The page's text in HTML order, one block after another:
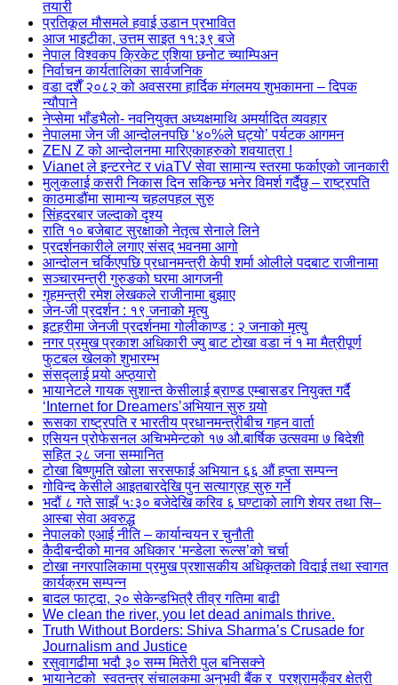
तयारी
प्रतिकूल मौसमले हवाई उडान प्रभावित
आज भाइटीका, उत्तम साइत ११:३९ बजे
नेपाल विश्वकप क्रिकेट एशिया छनोट च्याम्पिअन
निर्वाचन कार्यतालिका सार्वजनिक
वडा दशैँ २०८२ को अवसरमा हार्दिक मंगलमय शुभकामना – दिपक
न्यौपाने
नेप्सेमा भाँडभैलो- नवनियुक्त अध्यक्षमाथि अमर्यादित व्यवहार
नेपालमा जेन जी आन्दोलनपछि ‘४०%ले घट्यो’ पर्यटक आगमन
ZEN Z को आन्दोलनमा मारिएकाहरुको शवयात्रा !
Vianet ले इन्टरनेट र viaTV सेवा सामान्य स्तरमा फर्काएको जानकारी
मुलुकलाई कसरी निकास दिन सकिन्छ भनेर विमर्श गर्दैछु – राष्ट्रपति
काठमाडौंमा सामान्य चहलपहल सुरु
सिंहदरबार जल्दाको दृश्य
राति १० बजेबाट सुरक्षाको नेतृत्व सेनाले लिने
प्रदर्शनकारीले लगाए संसद् भवनमा आगो
आन्दोलन चर्किएपछि प्रधानमन्त्री केपी शर्मा ओलीले पदबाट ‍राजीनामा
सञ्चारमन्त्री गुरुङको घरमा आगजनी
गृहमन्त्री रमेश लेखकले राजीनामा बुझाए
जेन-जी प्रदर्शन : १९ जनाको मृत्यु
इटहरीमा जेनजी प्रदर्शनमा गोलीकाण्ड : २ जनाको मृत्यु
नगर प्रमुख प्रकाश अधिकारी ज्यु बाट टोखा वडा नं १ मा मैत्रीपूर्ण
फुटबल खेलको शुभारम्भ
संसद्लाई पर्‍यो अप्ठ्यारो
भायानेटले गायक सुशान्त केसीलाई ब्राण्ड एम्बासडर नियुक्त गर्दै
‘Internet for Dreamers’अभियान सुरु गर्‍यो
रूसका राष्ट्रपति र भारतीय प्रधानमन्त्रीबीच गहन वार्ता
एसियन प्रोफेसनल अचिभमेन्टको १७ औ.बार्षिक उत्सवमा ७ बिदेशी
सहित २८ जना सम्मानित
टोखा बिष्णुमति खोला सरसफाई अभियान ६६ औं हप्ता सम्पन्न
गोविन्द केसीले आइतबारदेखि पुन सत्याग्रह सुरु गर्ने
भदौं ८ गते साझँ ५ः३० बजेदेखि करिव ६ घण्टाको लागि शेयर तथा सि–
आस्बा सेवा अवरुद्ध
नेपालको एआई नीति – कार्यान्वयन र चुनौती
कैदीबन्दीको मानव अधिकार ‘मन्डेला रूल्स’को चर्चा
टोखा नगरपालिकामा प्रमुख प्रशासकीय अधिकृतको विदाई तथा स्वागत
कार्यक्रम सम्पन्न
बादल फाट्दा, २० सेकेन्डभित्रै तीव्र गतिमा बाढी
We clean the river, you let dead animals thrive.
Truth Without Borders: Shiva Sharma’s Crusade for
Journalism and Justice
रसुवागढीमा भदौ ३० सम्म मितेरी पुल बनिसक्ने
भायानेटको स्वतन्त्र संचालकमा अनुभवी बैंक र परशुरामकुँवर क्षेत्री